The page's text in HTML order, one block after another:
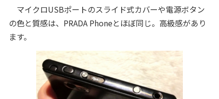
マイクロUSBポートのスライド式カバーや電源ボタン
の色と質感は、PRADA Phoneとほぼ同じ。高級感があり
ます。